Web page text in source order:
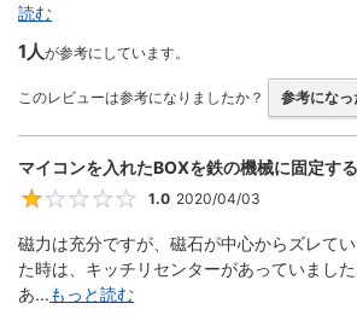
読む
1人が参考にしています。
このレビューは参考になりましたか？ 参考になっ
マイコンを入れたBOXを鉄の機械に固定す
1
1.0 2020/04/03
磁力は充分ですが、磁石が中心からズレて
た時は、キッチリセンターがあっていまし
あ...もっと読む